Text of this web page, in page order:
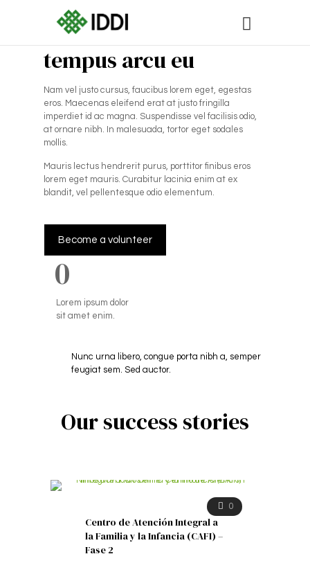
Fusce ut velit laoreet
tempus arcu eu
Nam vel justo cursus, faucibus lorem eget, egestas
eros. Maecenas eleifend erat at justo fringilla
imperdiet id ac magna. Suspendisse vel facilisis odio,
at ornare nibh. In malesuada, tortor eget sodales
mollis.
Mauris lectus hendrerit purus, porttitor finibus eros
lorem eget mauris. Curabitur lacinia enim at ex
blandit, vel pellentesque odio elementum.
Become a volunteer
0
Lorem ipsum dolor
sit amet enim.
Nunc urna libero, congue porta nibh a, semper
feugiat sem. Sed auctor.
Our success stories
0
Centro de Atención Integral a
la Familia y la Infancia (CAFI) –
Fase 2